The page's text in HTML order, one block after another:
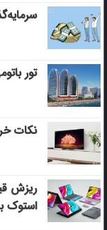
تور
نکات
ریزش
استوک